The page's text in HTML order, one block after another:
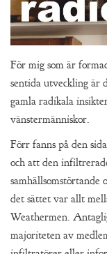
För mig som är
sentida utveckling är
gamla radikala
vänstermänniskor.
Förr fanns på den
och att den
samhällsomstörtande
det sättet var allt
Weathermen.
majoriteten av